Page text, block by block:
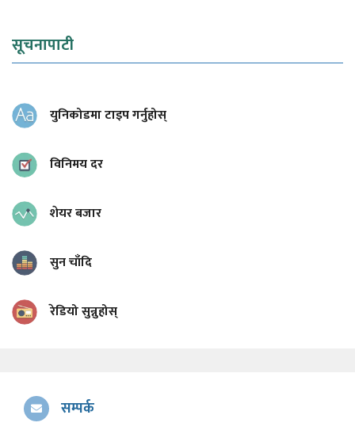
सूचनापाटी
युनिकोडमा टाइप गर्नुहोस्
विनिमय दर
शेयर बजार
सुन चाँदि
रेडियो सुन्नुहोस्
सम्पर्क